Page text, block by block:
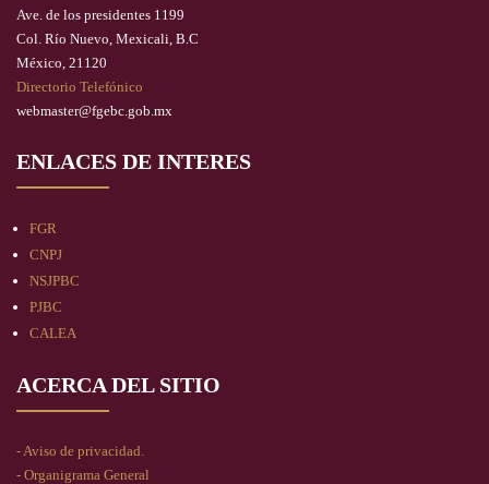
Ave. de los presidentes 1199
Col. Río Nuevo, Mexicali, B.C
México, 21120
Directorio Telefónico
webmaster@fgebc.gob.mx
ENLACES DE INTERES
FGR
CNPJ
NSJPBC
PJBC
CALEA
ACERCA DEL SITIO
- Aviso de privacidad.
- Organigrama General